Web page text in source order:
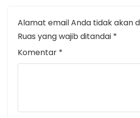
Alamat email Anda tidak akan
Ruas yang wajib ditandai *
Komentar *